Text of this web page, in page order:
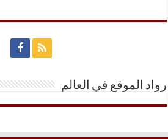
رواد الموقع في العالم